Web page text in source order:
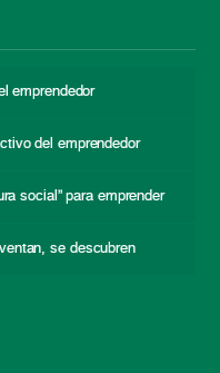
emprendedor
del emprendedor
social” para emprender
se descubren